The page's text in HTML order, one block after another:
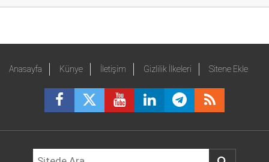
Anasayfa Künye İletişim Gizlilik İlkeleri Sitene Ekle